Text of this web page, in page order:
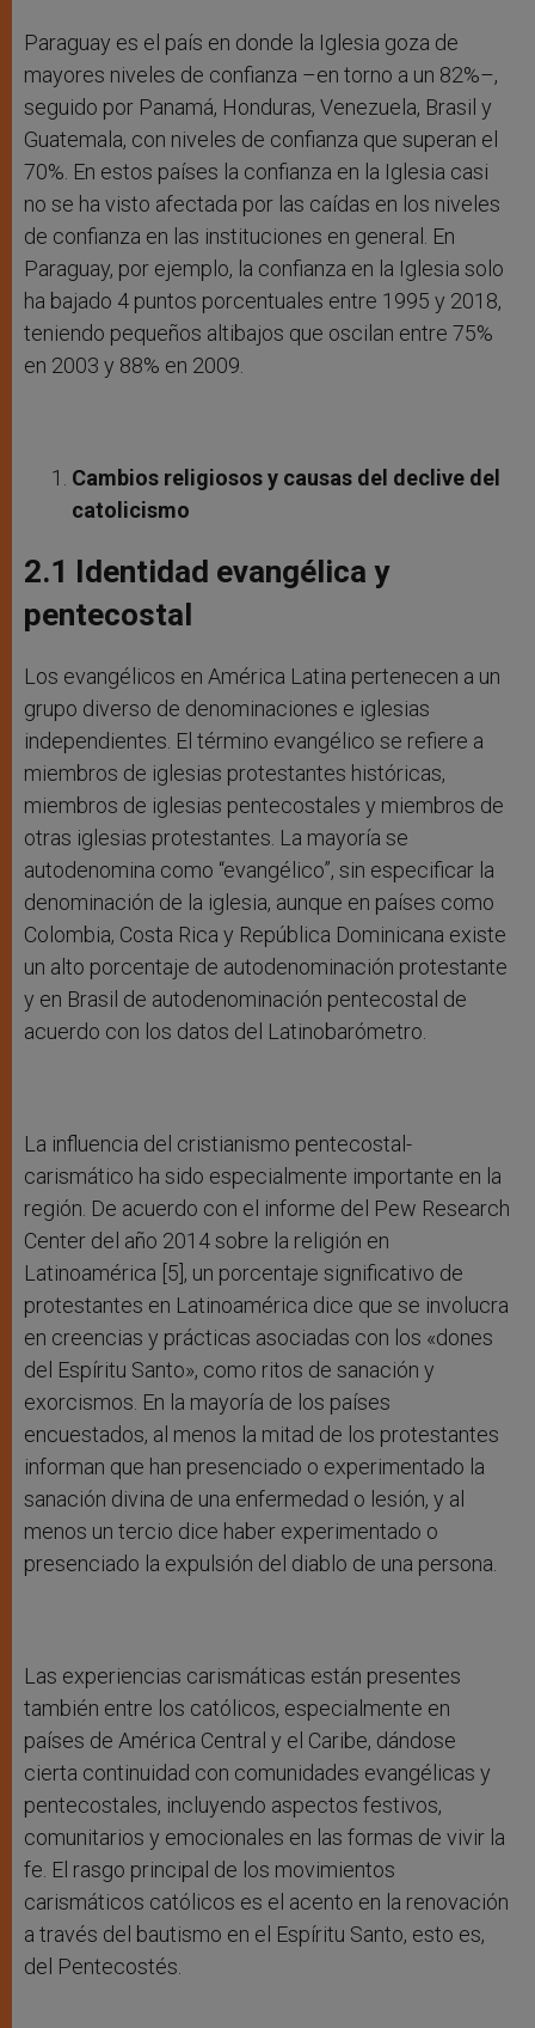
Paraguay es el país en donde la Iglesia goza de
mayores niveles de confianza –en torno a un 82%–,
seguido por Panamá, Honduras, Venezuela, Brasil y
Guatemala, con niveles de confianza que superan el
70%. En estos países la confianza en la Iglesia casi
no se ha visto afectada por las caídas en los niveles
de confianza en las instituciones en general. En
Paraguay, por ejemplo, la confianza en la Iglesia solo
ha bajado 4 puntos porcentuales entre 1995 y 2018,
teniendo pequeños altibajos que oscilan entre 75%
en 2003 y 88% en 2009.
Cambios religiosos y causas del declive del
catolicismo
2.1 Identidad evangélica y
pentecostal
Los evangélicos en América Latina pertenecen a un
grupo diverso de denominaciones e iglesias
independientes. El término evangélico se refiere a
miembros de iglesias protestantes históricas,
miembros de iglesias pentecostales y miembros de
otras iglesias protestantes. La mayoría se
autodenomina como “evangélico”, sin especificar la
denominación de la iglesia, aunque en países como
Colombia, Costa Rica y República Dominicana existe
un alto porcentaje de autodenominación protestante
y en Brasil de autodenominación pentecostal de
acuerdo con los datos del Latinobarómetro.
La influencia del cristianismo pentecostal-
carismático ha sido especialmente importante en la
región. De acuerdo con el informe del Pew Research
Center del año 2014 sobre la religión en
Latinoamérica [5], un porcentaje significativo de
protestantes en Latinoamérica dice que se involucra
en creencias y prácticas asociadas con los «dones
del Espíritu Santo», como ritos de sanación y
exorcismos. En la mayoría de los países
encuestados, al menos la mitad de los protestantes
informan que han presenciado o experimentado la
sanación divina de una enfermedad o lesión, y al
menos un tercio dice haber experimentado o
presenciado la expulsión del diablo de una persona.
Las experiencias carismáticas están presentes
también entre los católicos, especialmente en
países de América Central y el Caribe, dándose
cierta continuidad con comunidades evangélicas y
pentecostales, incluyendo aspectos festivos,
comunitarios y emocionales en las formas de vivir la
fe. El rasgo principal de los movimientos
carismáticos católicos es el acento en la renovación
a través del bautismo en el Espíritu Santo, esto es,
del Pentecostés.